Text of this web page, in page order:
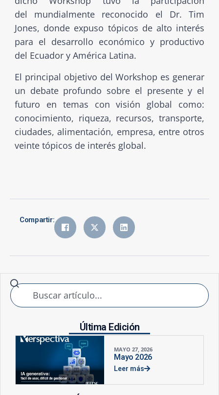
del mundialmente reconocido el Dr. Tim
Jones, donde expuso tópicos de alto interés
para el desarrollo económico y productivo
del Ecuador y América Latina.
El principal objetivo del Workshop es generar
un debate profundo sobre el presente y el
futuro en temas con visión global como:
conocimiento, riqueza, recursos, transporte,
ciudades, alimentación, empresa, entre otros
veinte tópicos de interés global.
Compartir:
Última Edición
MAYO 27, 2026
Mayo 2026
Leer más